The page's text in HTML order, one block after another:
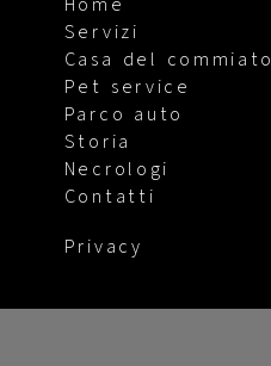
Servizi
Casa del commiato
Pet service
Parco auto
Storia
Necrologi
Contatti
Privacy